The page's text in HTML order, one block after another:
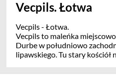
Vecpils. Łotwa
Vecpils - Łotwa.
Vecpils to maleńka
Durbe w południowo zachodniej części rejonu
lipawskiego. Tu stary kościół